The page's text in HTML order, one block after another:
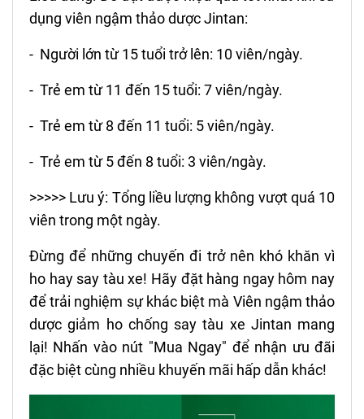
dụng viên ngậm thảo dược Jintan:
- Người lớn từ 15 tuổi trở lên: 10 viên/ngày.
- Trẻ em từ 11 đến 15 tuổi: 7 viên/ngày.
- Trẻ em từ 8 đến 11 tuổi: 5 viên/ngày.
- Trẻ em từ 5 đến 8 tuổi: 3 viên/ngày.
>>>>> Lưu ý: Tổng liều lượng không vượt quá 10
viên trong một ngày.
Đừng để những chuyến đi trở nên khó khăn vì
ho hay say tàu xe! Hãy đặt hàng ngay hôm nay
để trải nghiệm sự khác biệt mà Viên ngậm thảo
dược giảm ho chống say tàu xe Jintan mang
lại! Nhấn vào nút "Mua Ngay" để nhận ưu đãi
đặc biệt cùng nhiều khuyến mãi hấp dẫn khác!